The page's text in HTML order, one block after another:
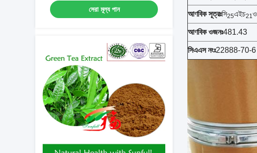
সেরা মূল্য পান
আণবিক সূত্রঃসি25এইচ21ও
আণবিক ওজনঃ481.43
সিএএস নংঃ22888-70-6